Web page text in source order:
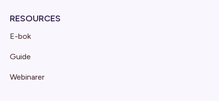
RESOURCES
E-bok
Guide
Webinarer